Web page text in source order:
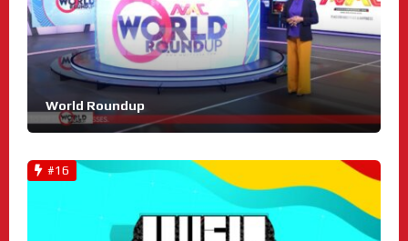
World Roundup
#16